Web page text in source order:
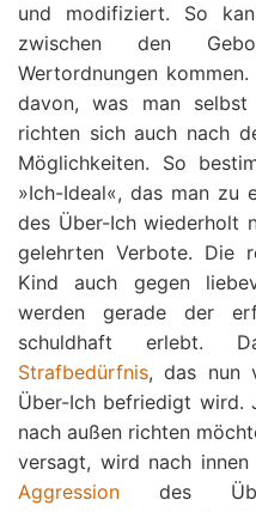
und modifiziert. So
zwischen den
Wertordnungen
davon, was man
richten sich auch nach
Möglichkeiten. So
»Ich-Ideal«, das man zu
des Über-Ich wiederholt
gelehrten Verbote. Die
Kind auch gegen
werden gerade der
schuldhaft erlebt.
Strafbedürfnis, das nun
Über-Ich befriedigt wird.
nach außen richten
versagt, wird nach
Aggression des